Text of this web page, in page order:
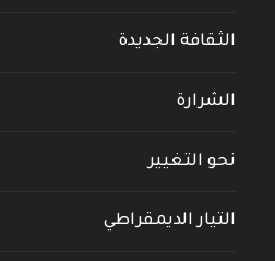
الثقافة الجديدة
الشرارة
نحو التغيير
التيار الديمقراطي